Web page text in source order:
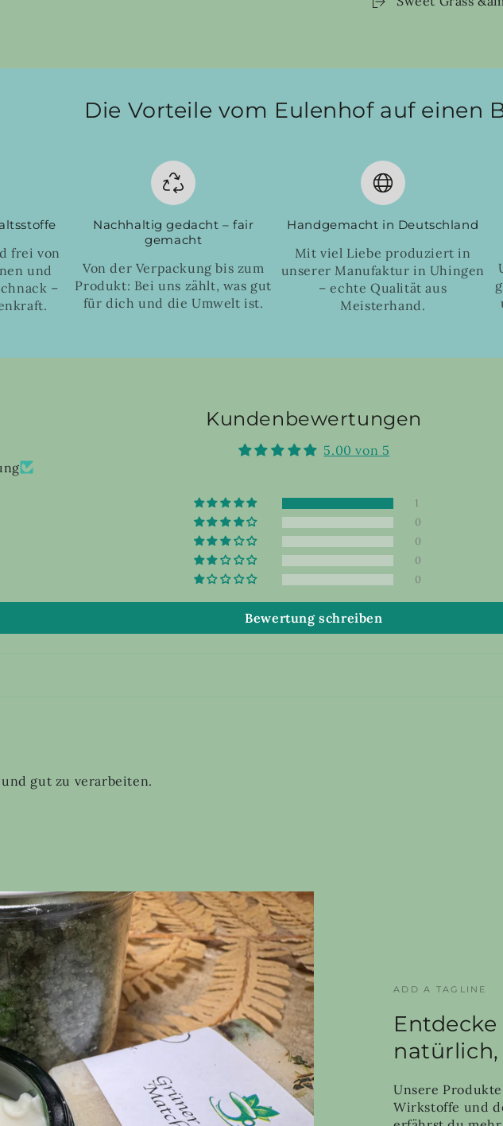
fragrance
Die Vorteile vom Eulenhof auf einen
frei von
und
–
Nachhaltig gedacht – fair
gemacht
Von der Verpackung bis zum
Produkt: Bei uns zählt, was gut
für dich und die Umwelt ist.
Handgemacht in Deutschland
Mit viel Liebe produziert in
unserer Manufaktur in Uhingen
– echte Qualität aus
Meisterhand.
Kundenbewertungen
5.00 von 5
1
0
0
0
0
Bewertung schreiben
gut zu verarbeiten.
ADD A TAGLINE
Unsere
Wirkstoffe und